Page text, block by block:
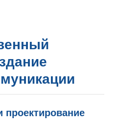
проектирование